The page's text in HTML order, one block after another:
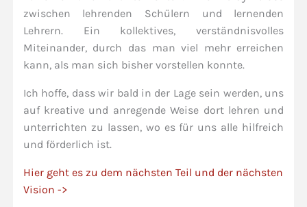
zwischen lehrenden Schülern und lernenden
Lehrern. Ein kollektives, verständnisvolles
Miteinander, durch das man viel mehr erreichen
kann, als man sich bisher vorstellen konnte.
Ich hoffe, dass wir bald in der Lage sein werden, uns
auf kreative und anregende Weise dort lehren und
unterrichten zu lassen, wo es für uns alle hilfreich
und förderlich ist.
Hier geht es zu dem nächsten Teil und der nächsten
Vision ->